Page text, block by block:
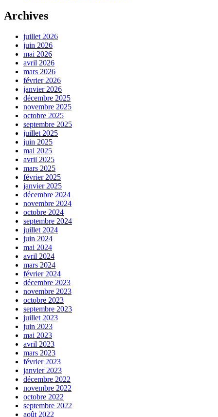
Archives
juillet 2026
juin 2026
mai 2026
avril 2026
mars 2026
février 2026
janvier 2026
décembre 2025
novembre 2025
octobre 2025
septembre 2025
juillet 2025
juin 2025
mai 2025
avril 2025
mars 2025
février 2025
janvier 2025
décembre 2024
novembre 2024
octobre 2024
septembre 2024
juillet 2024
juin 2024
mai 2024
avril 2024
mars 2024
février 2024
décembre 2023
novembre 2023
octobre 2023
septembre 2023
juillet 2023
juin 2023
mai 2023
avril 2023
mars 2023
février 2023
janvier 2023
décembre 2022
novembre 2022
octobre 2022
septembre 2022
août 2022